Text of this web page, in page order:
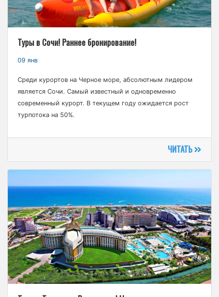
Туры в Сочи! Раннее бронирование!
09 янв
Среди курортов на Черное море, абсолютным лидером
является Сочи. Самый известный и одновременно
современный курорт. В текущем году ожидается рост
турпотока на 50%.
ЧИТАТЬ